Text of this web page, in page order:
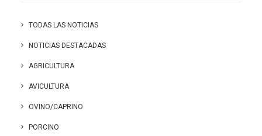
TODAS LAS NOTICIAS
NOTICIAS DESTACADAS
AGRICULTURA
AVICULTURA
OVINO/CAPRINO
PORCINO